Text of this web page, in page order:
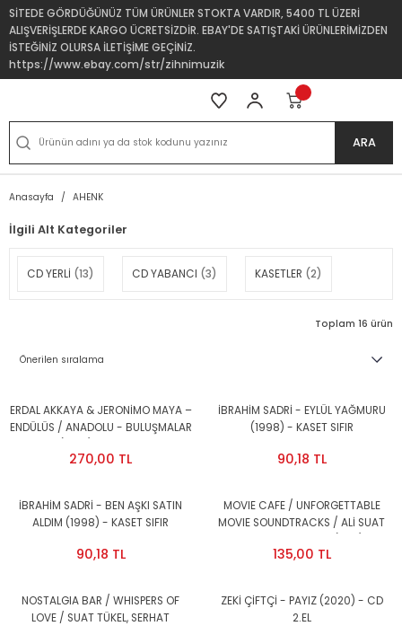
SİTEDE GÖRDÜĞÜNÜZ TÜM ÜRÜNLER STOKTA VARDIR, 5400 TL ÜZERİ
ALIŞVERİŞLERDE KARGO ÜCRETSİZDİR. EBAY'DE SATIŞTAKİ ÜRÜNLERİMİZDEN
İSTEĞİNİZ OLURSA İLETİŞİME GEÇİNİZ.
https://www.ebay.com/str/zihnimuzik
ARA
Anasayfa AHENK
İlgili Alt Kategoriler
CD YERLİ (13) CD YABANCI (3) KASETLER (2)
Toplam 16 ürün
ERDAL AKKAYA & JERONİMO MAYA –
ENDÜLÜS / ANADOLU - BULUŞMALAR
270,00 TL
İBRAHİM SADRİ - EYLÜL YAĞMURU
(1998) - KASET SIFIR
90,18 TL
İBRAHİM SADRİ - BEN AŞKI SATIN
ALDIM (1998) - KASET SIFIR
90,18 TL
MOVIE CAFE / UNFORGETTABLE
MOVIE SOUNDTRACKS / ALİ SUAT
SIFIR
135,00 TL
NOSTALGIA BAR / WHISPERS OF
LOVE / SUAT TÜKEL, SERHAT
ZEKİ ÇİFTÇİ - PAYIZ (2020) - CD
2.EL